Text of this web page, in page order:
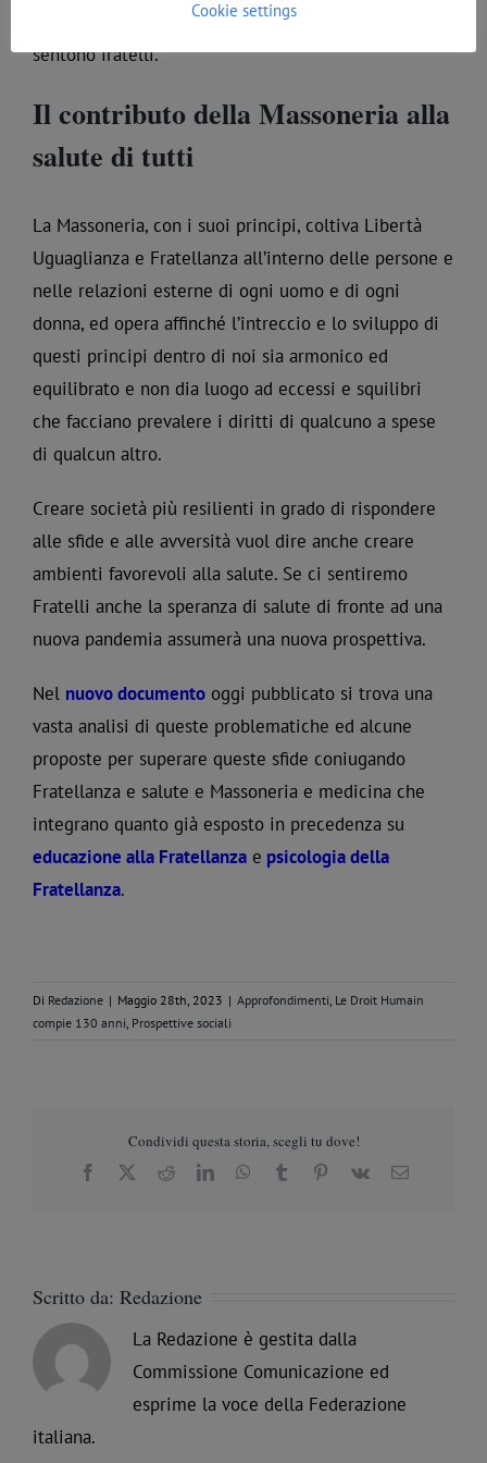
potrebbe tradurre in più salute per coloro che si
sentono fratelli.
Il contributo della Massoneria alla
salute di tutti
La Massoneria, con i suoi principi, coltiva Libertà
Uguaglianza e Fratellanza all’interno delle persone e
nelle relazioni esterne di ogni uomo e di ogni
donna, ed opera affinché l’intreccio e lo sviluppo di
questi principi dentro di noi sia armonico ed
equilibrato e non dia luogo ad eccessi e squilibri
che facciano prevalere i diritti di qualcuno a spese
di qualcun altro.
Creare società più resilienti in grado di rispondere
alle sfide e alle avversità vuol dire anche creare
ambienti favorevoli alla salute. Se ci sentiremo
Fratelli anche la speranza di salute di fronte ad una
nuova pandemia assumerà una nuova prospettiva.
Nel nuovo documento oggi pubblicato si trova una
vasta analisi di queste problematiche ed alcune
proposte per superare queste sfide coniugando
Fratellanza e salute e Massoneria e medicina che
integrano quanto già esposto in precedenza su
educazione alla Fratellanza e psicologia della
Fratellanza.
Di Redazione | Maggio 28th, 2023 | Approfondimenti, Le Droit Humain
compie 130 anni, Prospettive sociali
Condividi questa storia, scegli tu dove!
Facebook RedditLinkedInWhatsApp
Tumblr Pinterest
Vk Email
Scritto da: Redazione
La Redazione è gestita dalla
Commissione Comunicazione ed
esprime la voce della Federazione
italiana.
Cookie settings